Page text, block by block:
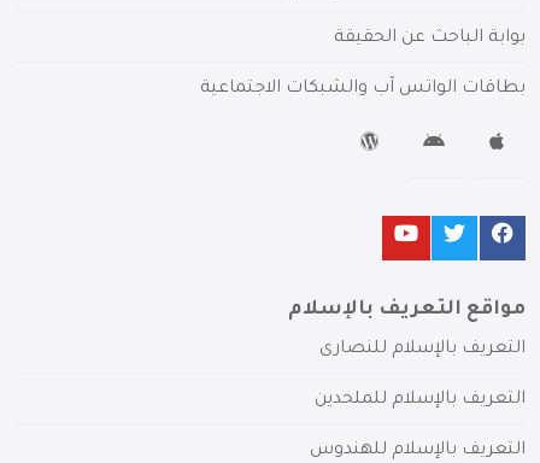
بوابة الباحث عن الحقيقة
بطاقات الواتس آب والشبكات الاجتماعية
مواقع التعريف بالإسلام
التعريف بالإسلام للنصارى
التعريف بالإسلام للملحدين
التعريف بالإسلام للهندوس